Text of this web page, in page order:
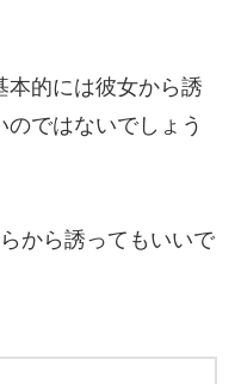
本的には彼女から誘
ではないでしょう
から誘ってもいいで